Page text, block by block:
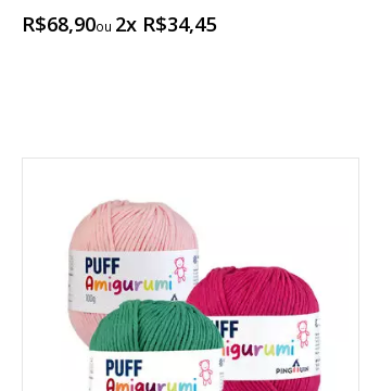
R$68,90 2x R$34,45